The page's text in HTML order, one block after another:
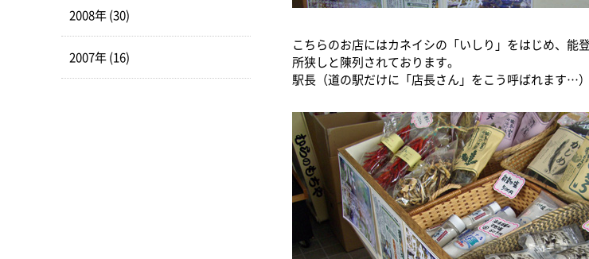
こちらのお店にはカネイシの「いしり」をはじめ、能
所狭しと陳列されております。
駅長（道の駅だけに「店長さん」をこう呼ばれます…
2008年 (30)
2007年 (16)